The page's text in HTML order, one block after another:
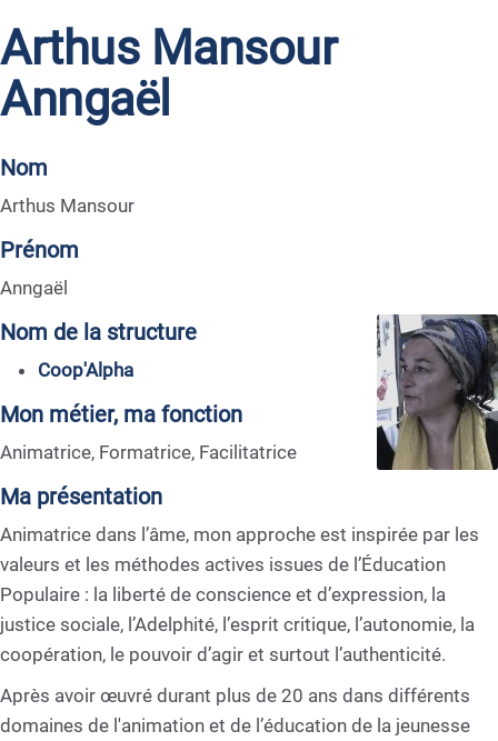
Arthus Mansour
Anngaël
Nom
Arthus Mansour
Prénom
Anngaël
Nom de la structure
Coop'Alpha
Mon métier, ma fonction
Animatrice, Formatrice, Facilitatrice
Ma présentation
Animatrice dans l’âme, mon approche est inspirée par les
valeurs et les méthodes actives issues de l’Éducation
Populaire : la liberté de conscience et d’expression, la
justice sociale, l’Adelphité, l’esprit critique, l’autonomie, la
coopération, le pouvoir d’agir et surtout l’authenticité.
Après avoir œuvré durant plus de 20 ans dans différents
domaines de l'animation et de l’éducation de la jeunesse